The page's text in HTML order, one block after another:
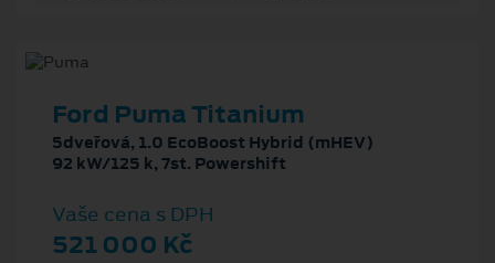
Ford Puma Titanium
5dveřová, 1.0 EcoBoost Hybrid (mHEV)
92 kW/125 k, 7st. Powershift
Vaše cena s DPH
521 000 Kč